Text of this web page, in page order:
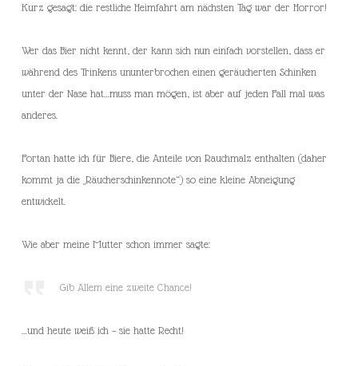
Kurz gesagt: die restliche Heimfahrt am nächsten Tag war der Horror!
Wer das Bier nicht kennt, der kann sich nun einfach vorstellen, dass er
während des Trinkens ununterbrochen einen geräucherten Schinken
unter der Nase hat…muss man mögen, ist aber auf jeden Fall mal was
anderes.
Fortan hatte ich für Biere, die Anteile von Rauchmalz enthalten (daher
kommt ja die „Räucherschinkennote“) so eine kleine Abneigung
entwickelt.
Wie aber meine Mutter schon immer sagte:
Gib Allem eine zweite Chance!
…und heute weiß ich – sie hatte Recht!